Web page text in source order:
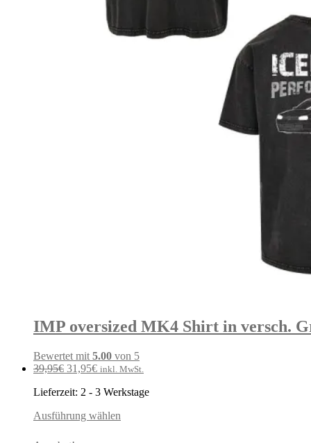
IMP oversized MK4 Shirt in versch.
Bewertet mit 5.00 von 5
39,95€ Ursprünglicher
war:
31,95€Aktueller
ist:
inkl. MwSt.
Lieferzeit: 2 - 3 Werkstage
Ausführung wählen